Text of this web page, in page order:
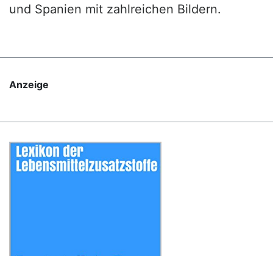
und Spanien mit zahlreichen Bildern.
Anzeige